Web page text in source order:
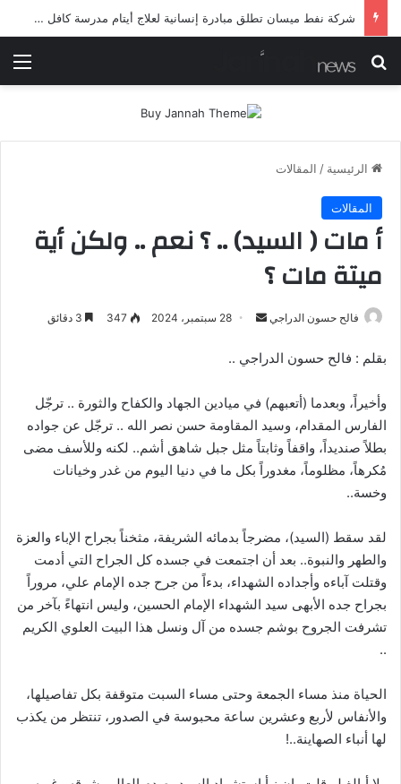
شرطة ميسان تلقي القبض على مطلقي العيارات النارية أثناء تشييع جنائزي في العمارة
بحث عن
الرئيسية / المقالات
المقالات
أ مات ( السيد) .. ؟ نعم .. ولكن أية
ميتة مات ؟
فالح حسون الدراجي
أرسل
إلكترونيا
28 سبتمبر، 2024 347
بقلم : فالح حسون الدراجي ..
وأخيراً، وبعدما (أتعبهم) في ميادين الجهاد والكفاح والثورة .. ترجّل
الفارس المقدام، وسيد المقاومة حسن نصر الله .. ترجّل عن جواده
بطلاً صنديداً، واقفاً وثابتاً مثل جبل شاهق أشم.. لكنه وللأسف مضى
مُكرهاً، مظلوماً، مغدوراً بكل ما في دنيا اليوم من غدر وخيانات
وخسة..
لقد سقط (السيد)، مضرجاً بدمائه الشريفة، مثخناً بجراح الإباء والعزة
والطهر والنبوة.. بعد أن اجتمعت في جسده كل الجراح التي أدمت
وقتلت آباءه وأجداده الشهداء، بدءاً من جرح جده الإمام علي، مروراً
بجراح جده الأبهى سيد الشهداء الإمام الحسين، وليس انتهاءً بآخر من
تشرفت الجروح بوشم جسده من آل ونسل هذا البيت العلوي الكريم
..
الحياة منذ مساء الجمعة وحتى مساء السبت متوقفة بكل تفاصيلها،
والأنفاس لأربع وعشرين ساعة محبوسة في الصدور، تنتظر من يكذب
لها أنباء الصهاينة..!